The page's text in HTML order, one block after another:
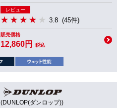
レビュー
3.8 (45件)
販売価格
12,860円 税込
(DUNLOP(ダンロップ))